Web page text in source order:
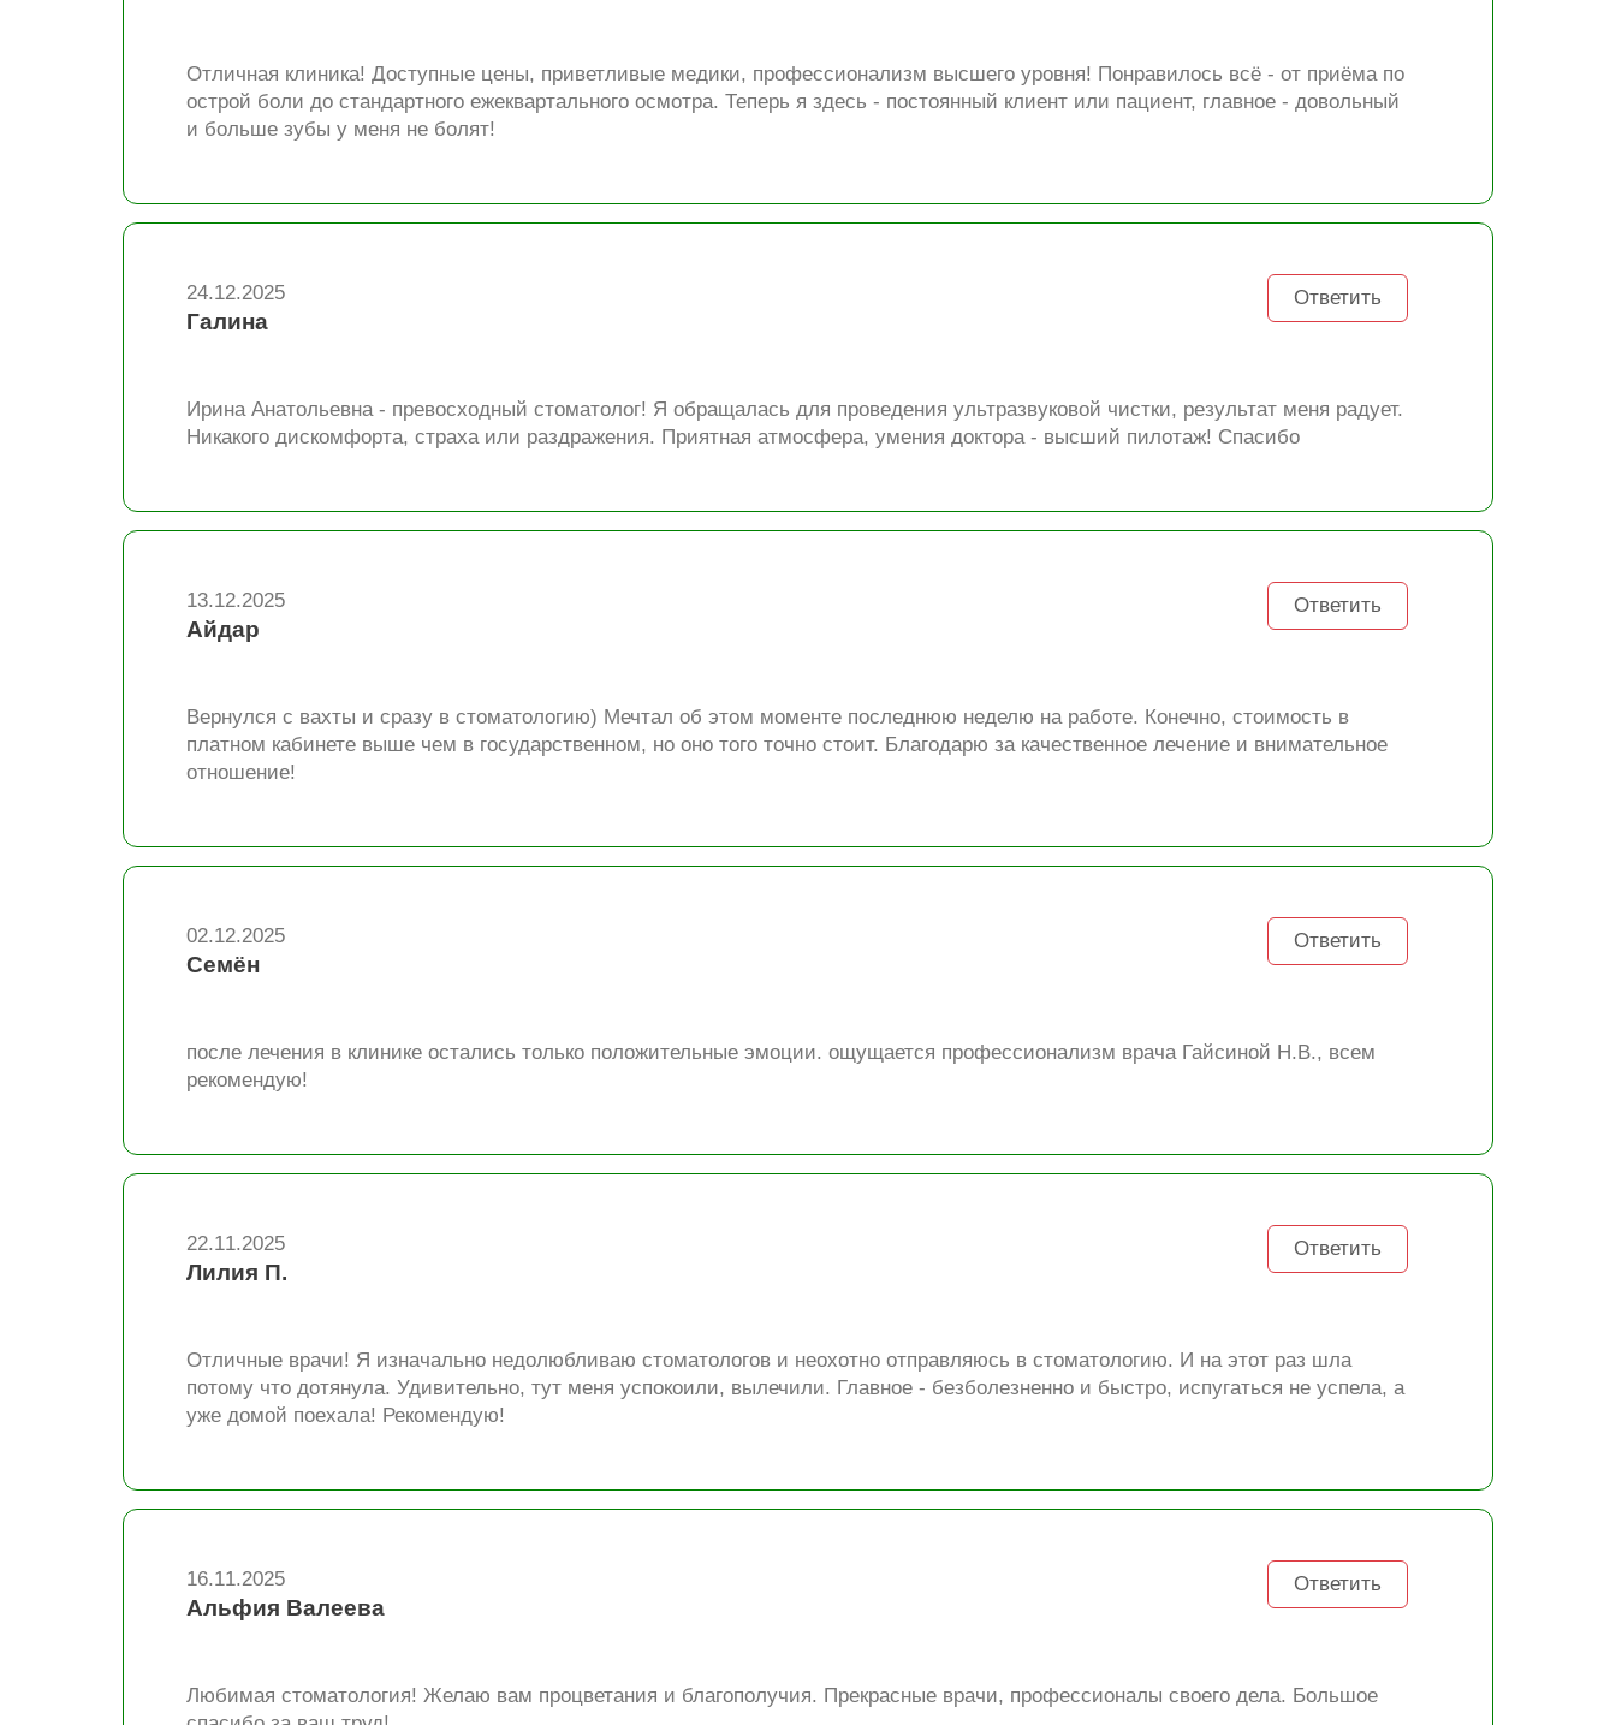
Отличная клиника! Доступные цены, приветливые медики, профессионализм высшего уровня! Понравилось всё - от приёма по
острой боли до стандартного ежеквартального осмотра. Теперь я здесь - постоянный клиент или пациент, главное - довольный
и больше зубы у меня не болят!
Ответить
24.12.2025
Галина
Ирина Анатольевна - превосходный стоматолог! Я обращалась для проведения ультразвуковой чистки, результат меня радует.
Никакого дискомфорта, страха или раздражения. Приятная атмосфера, умения доктора - высший пилотаж! Спасибо
Ответить
13.12.2025
Айдар
Вернулся с вахты и сразу в стоматологию) Мечтал об этом моменте последнюю неделю на работе. Конечно, стоимость в
платном кабинете выше чем в государственном, но оно того точно стоит. Благодарю за качественное лечение и внимательное
отношение!
Ответить
02.12.2025
Семён
после лечения в клинике остались только положительные эмоции. ощущается профессионализм врача Гайсиной Н.В., всем
рекомендую!
Ответить
22.11.2025
Лилия П.
Отличные врачи! Я изначально недолюбливаю стоматологов и неохотно отправляюсь в стоматологию. И на этот раз шла
потому что дотянула. Удивительно, тут меня успокоили, вылечили. Главное - безболезненно и быстро, испугаться не успела, а
уже домой поехала! Рекомендую!
Ответить
16.11.2025
Альфия Валеева
Любимая стоматология! Желаю вам процветания и благополучия. Прекрасные врачи, профессионалы своего дела. Большое